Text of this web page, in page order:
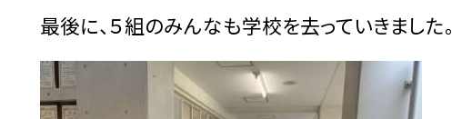
最後に、５組のみんなも学校を去っていきました。